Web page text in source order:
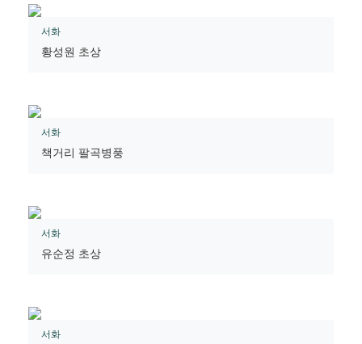
서화
황성원 초상
서화
책거리 팔곡병풍
서화
유순정 초상
서화